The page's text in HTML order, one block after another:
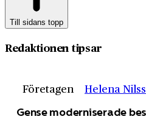
Till sidans topp
Redaktionen tipsar
Företagen Helena
Gense moderniserade